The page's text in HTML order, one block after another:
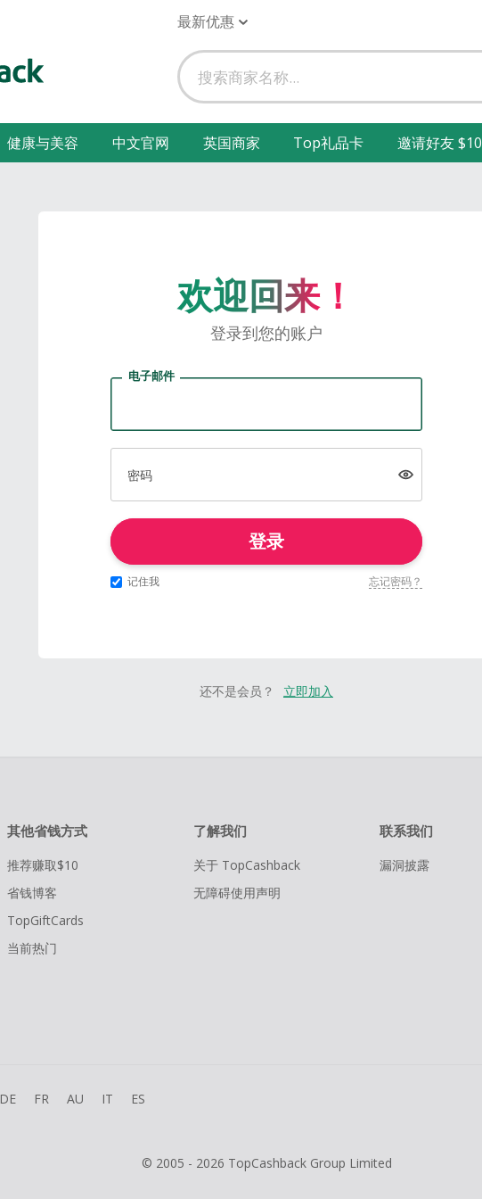
最新优惠
健康与美容 中文官网 英国商家 Top礼品卡 邀请好友 $10
欢迎回来！
登录到您的账户
电子邮件
密码
登录
记住我 忘记密码？
还不是会员？ 立即加入
其他省钱方式
推荐赚取$10
省钱博客
TopGiftCards
当前热门
了解我们
关于 TopCashback
无障碍使用声明
联系我们
漏洞披露
DE FR AU IT ES
© 2005 - 2026 TopCashback Group Limited